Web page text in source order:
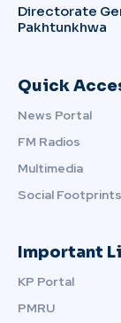
Directorate
Pakhtunkhwa
Quick
News Portal
FM Radios
Multimedia
Social Footprints
Important
KP Portal
PMRU